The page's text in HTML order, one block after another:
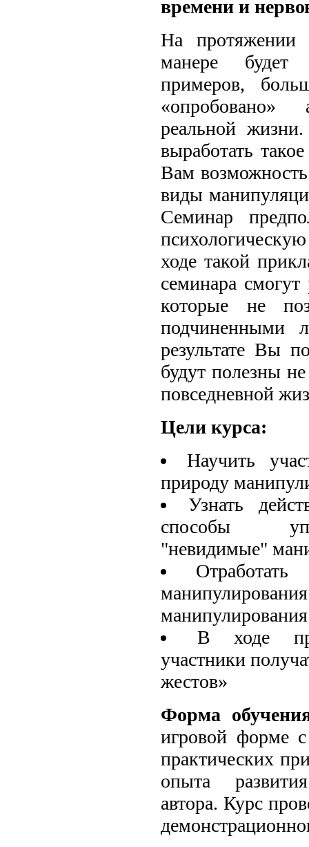
времени и
На протяжении
манере будет
примеров,
реальной
выработать
Вам возможность
виды
Семинар
ходе такой
семинара смогут
которые не
подчиненными
результате Вы
будут полезны
повседневной
Цели курса:
Научить
природу
Узнать
способы
"невидимые"
манипулирования
В ходе
участники
жестов»
Форма
игровой форме
практических
опыта
автора. Курс